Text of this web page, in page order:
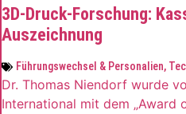
3D-Druck-Forschung:
Auszeichnung
Führungswechsel & Personalien,
Dr. Thomas Niendorf wurde
International mit dem „Award